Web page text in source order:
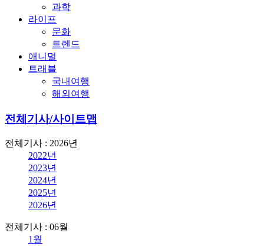
과학
라이프
문화
트렌드
애니멀
트래블
국내여행
해외여행
전체기사/사이트맵
전체기사 : 2026년
2022년
2023년
2024년
2025년
2026년
전체기사 : 06월
1월